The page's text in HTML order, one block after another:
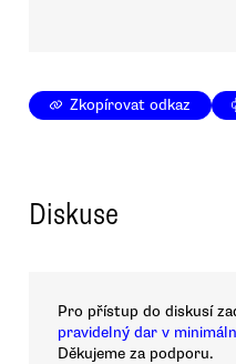
Zkopírovat odkaz
Diskuse
Pro přístup do diskusí
pravidelný dar v
Děkujeme za podporu.